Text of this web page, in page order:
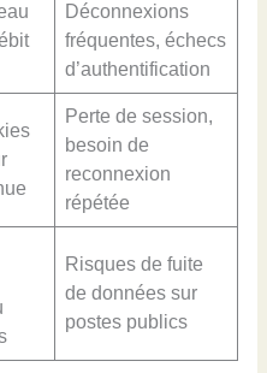
Déconnexions
fréquentes, échecs
d’authentification
Perte de session,
besoin de
reconnexion
répétée
Risques de fuite
de données sur
postes publics